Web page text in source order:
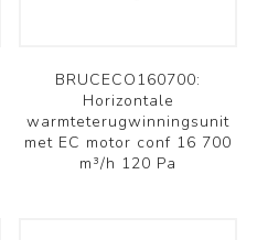
BRUCECO160700:
Horizontale
warmteterugwinningsunit
met EC motor conf 16 700
m³/h 120 Pa